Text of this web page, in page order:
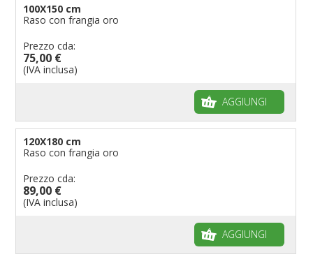
100X150 cm
Raso con frangia oro
Prezzo cda:
75,00 €
(IVA inclusa)
AGGIUNGI
120X180 cm
Raso con frangia oro
Prezzo cda:
89,00 €
(IVA inclusa)
AGGIUNGI